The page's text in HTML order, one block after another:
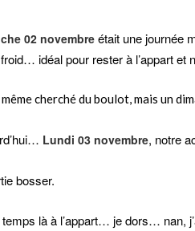
02 novembre était une journée
idéal pour rester à l’appart et
cherché du boulot, mais un
Lundi 03 novembre, notre
bosser.
là à l’appart… je dors… nan,